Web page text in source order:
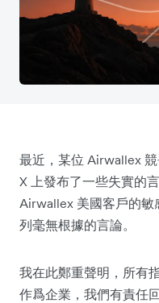
最近，某位 Airwallex
X 上發布了一些失實的
Airwallex 美國客戶的敏
列毫無根據的言論。
我在此鄭重聲明，所有
作爲企業，我們有責任